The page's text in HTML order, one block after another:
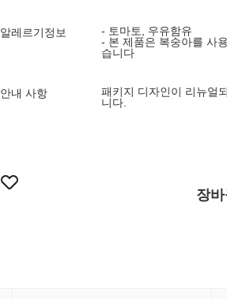
알레르기정보
- 토마토, 우유함유
- 본 제품은 복숭아를 사
습니다
안내 사항
패키지 디자인이 리뉴얼
니다.
장바